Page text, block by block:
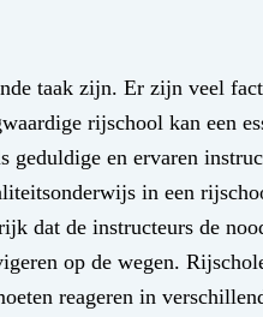
taak zijn. Er zijn veel
rijschool kan een
geduldige en ervaren
in een
dat de instructeurs de
op de wegen.
reageren in